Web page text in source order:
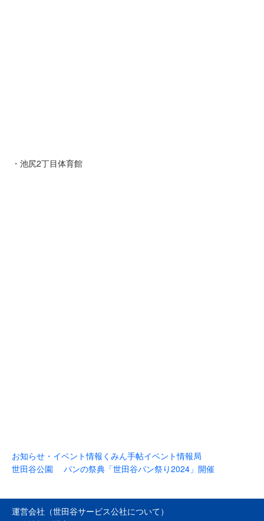
・池尻2丁目体育館
お知らせ・イベント情報 くみん手帖イベント情報局
世田谷公園 パンの祭典「世田谷パン祭り2024」開催
運営会社（世田谷サービス公社について）